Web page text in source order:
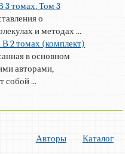
3 томах. Том 3
о
и методах ...
В 2 томах (комплект)
в основном
авторами,
собой ...
Авторы Каталог